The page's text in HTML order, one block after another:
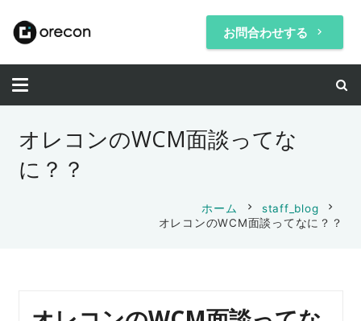
お問合わせする keyboard_arrow_right
オレコンのWCM面談ってな
に？？
ホーム chevron_right staff_blog chevron_right
オレコンのWCM面談ってなに？？